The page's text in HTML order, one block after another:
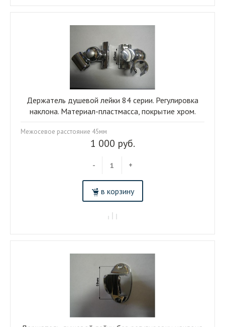
1 000 руб.
- +
в корзину
Держатель душевой лейки 84 серии. Регулировка
наклона. Материал-пластмасса, покрытие хром.
Межосевое расстояние 45мм